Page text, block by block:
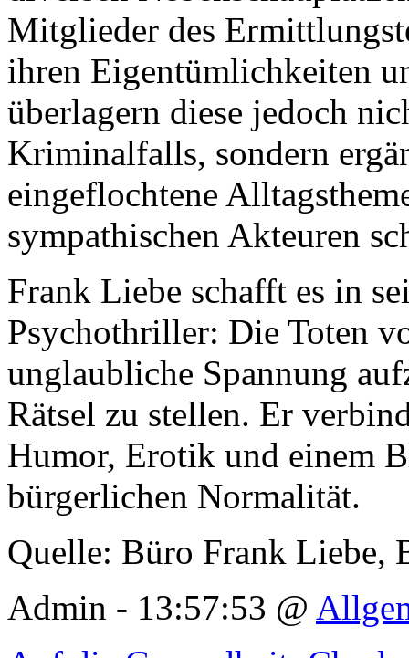
Mitglieder des
ihren Eigentümlichkeiten
überlagern diese jedoch
Kriminalfalls, sondern
eingeflochtene
sympathischen Akteuren
Frank Liebe schafft es in
Psychothriller: Die Toten
unglaubliche Spannung
Rätsel zu stellen. Er
Humor, Erotik und einem
bürgerlichen Normalität.
Quelle: Büro Frank Liebe,
Admin - 13:57:53 @